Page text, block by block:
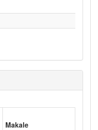
Makale